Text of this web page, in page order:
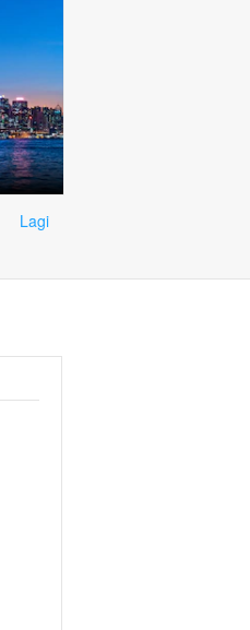
Lagi